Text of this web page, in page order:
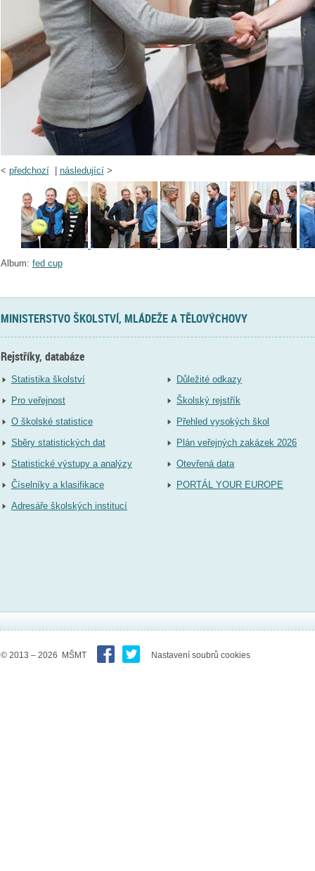
< předchozí| následující>
Album: fed cup
MINISTERSTVO ŠKOLSTVÍ, MLÁDEŽE A TĚLOVÝCHOVY
Rejstříky, databáze
Statistika školství
Pro veřejnost
O školské statistice
Sběry statistických dat
Statistické výstupy a analýzy
Číselníky a klasifikace
Adresáře školských institucí
Důležité odkazy
Školský rejstřík
Přehled vysokých škol
Plán veřejných zakázek 2026
Otevřená data
PORTÁL YOUR EUROPE
© 2013 – 2026 MŠMT Nastavení soubrů cookies